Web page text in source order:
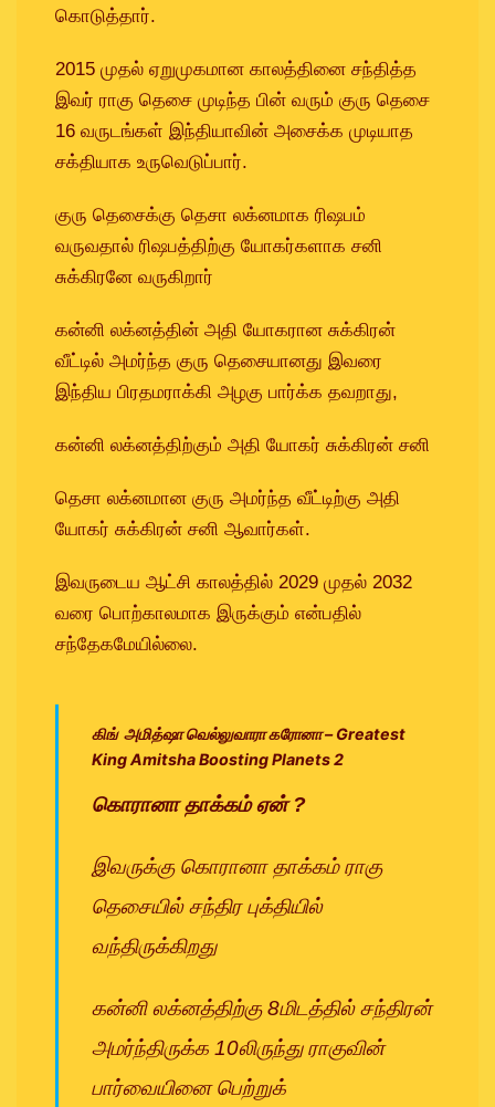
கொடுத்தார்.
2015 முதல் ஏறுமுகமான காலத்தினை சந்தித்த
இவர் ராகு தெசை முடிந்த பின் வரும் குரு தெசை
16 வருடங்கள் இந்தியாவின் அசைக்க முடியாத
சக்தியாக உருவெடுப்பார்.
குரு தெசைக்கு தெசா லக்னமாக ரிஷபம்
வருவதால் ரிஷபத்திற்கு யோகர்களாக சனி
சுக்கிரனே வருகிறார்
கன்னி லக்னத்தின் அதி யோகரான சுக்கிரன்
வீட்டில் அமர்ந்த குரு தெசையானது இவரை
இந்திய பிரதமராக்கி அழகு பார்க்க தவறாது,
கன்னி லக்னத்திற்கும் அதி யோகர் சுக்கிரன் சனி
தெசா லக்னமான குரு அமர்ந்த வீட்டிற்கு அதி
யோகர் சுக்கிரன் சனி ஆவார்கள்.
இவருடைய ஆட்சி காலத்தில் 2029 முதல் 2032
வரை பொற்காலமாக இருக்கும் என்பதில்
சந்தேகமேயில்லை.
கிங் அமித்ஷா வெல்லுவாரா கரோனா – Greatest
King Amitsha Boosting Planets 2
கொரானா தாக்கம் ஏன் ?
இவருக்கு கொரானா தாக்கம் ராகு
தெசையில் சந்திர புக்தியில்
வந்திருக்கிறது
கன்னி லக்னத்திற்கு 8மிடத்தில் சந்திரன்
அமர்ந்திருக்க 10லிருந்து ராகுவின்
பார்வையினை பெற்றுக்